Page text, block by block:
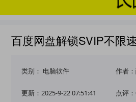
百度网盘解锁SVIP不限
类别： 电脑软件 作者
更新：2025-9-22 07:51:41 点评